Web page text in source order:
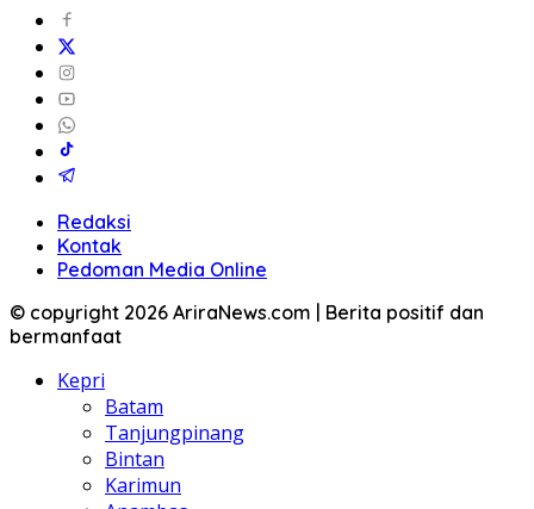
Redaksi
Kontak
Pedoman Media Online
© copyright 2026 AriraNews.com | Berita positif dan
bermanfaat
Kepri
Batam
Tanjungpinang
Bintan
Karimun